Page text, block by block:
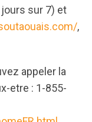
jours sur 7) et
,
appeler la
etre : 1-855-